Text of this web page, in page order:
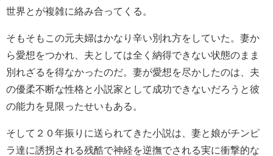
世界とが複雑に絡み合ってくる。
そもそもこの元夫婦はかなり辛い別れ方をしていた。妻か
ら愛想をつかれ、夫としては全く納得できない状態のまま
別れざるを得なかったのだ。妻が愛想を尽かしたのは、夫
の優柔不断な性格と小説家として成功できないだろうと彼
の能力を見限ったせいもある。
そして２０年振りに送られてきた小説は、妻と娘がチンピ
ラ達に誘拐される残酷で神経を逆撫でされる実に衝撃的な